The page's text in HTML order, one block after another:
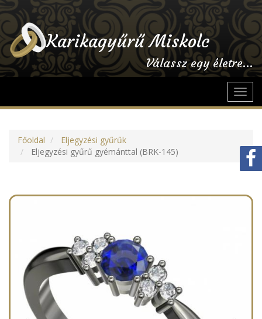
Karikagyűrű Miskolc
Válassz egy életre...
Főoldal
Eljegyzési gyűrűk
Eljegyzési gyűrű gyémánttal (BRK-145)
Next